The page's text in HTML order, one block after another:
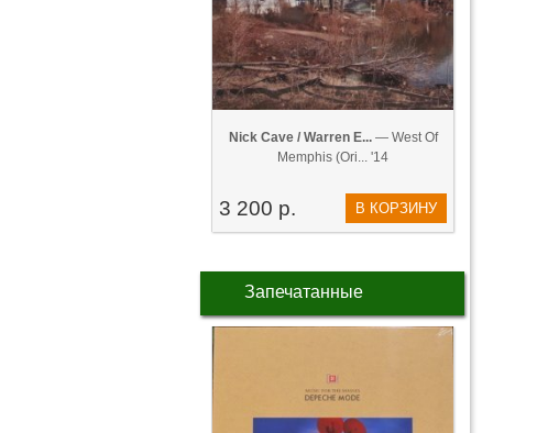
Nick Cave / Warren E...— West Of
Memphis (Ori... '14
3 200 р. В КОРЗИНУ
Запечатанные